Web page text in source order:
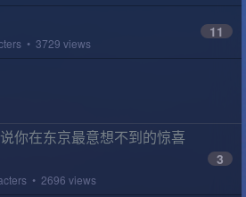
• 3729 views
11
你在东京最意想不到的惊喜
• 2696 views
3